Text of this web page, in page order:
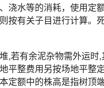
浇水等的消耗，使用定
按有关子目进行计算。
,若有余泥杂物需外运时,
平整费用另按场地平整
定额中的株高是指树顶